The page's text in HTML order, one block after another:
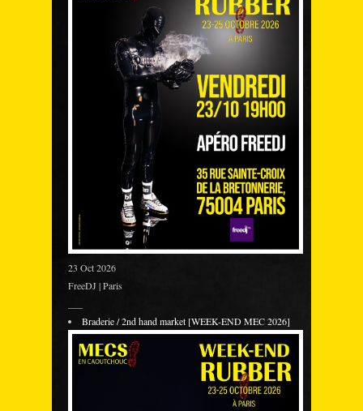
23 Oct 2026
FreeDJ | Paris
Braderie / 2nd hand market [WEEK-END MEC 2026]